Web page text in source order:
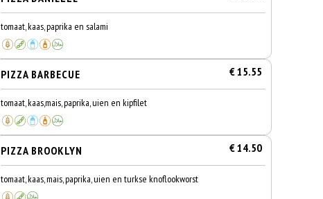
tomaat, kaas, paprika en salami
PIZZA BARBECUE € 15.55
tomaat, kaas,mais, paprika, uien en kipfilet
PIZZA BROOKLYN € 14.50
tomaat, kaas, mais, paprika, uien en turkse knoflookworst